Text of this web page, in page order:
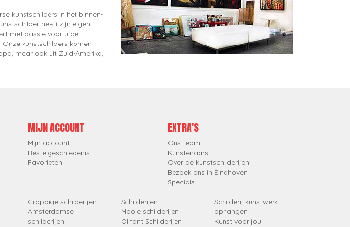
kunstschilders in het binnen-
heeft zijn eigen
met passie voor u de
kunstschilders komen
maar ook uit Zuid-Amerika,
MIJN ACCOUNT
Mijn account
Bestelgeschiedenis
Favorieten
EXTRA'S
Ons team
Kunstenaars
Over de kunstschilderijen
Bezoek ons in Eindhoven
Specials
Grappige schilderijen
Amsterdamse
schilderijen
Schilderijen
Mooie schilderijen
Olifant Schilderijen
Schilderij kunstwerk
ophangen
Kunst voor jou